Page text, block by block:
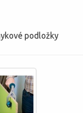
podložky